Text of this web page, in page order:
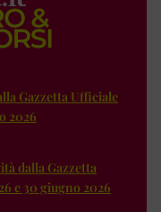
Gazzetta Ufficiale
2026
dalla Gazzetta
e 30 giugno 2026